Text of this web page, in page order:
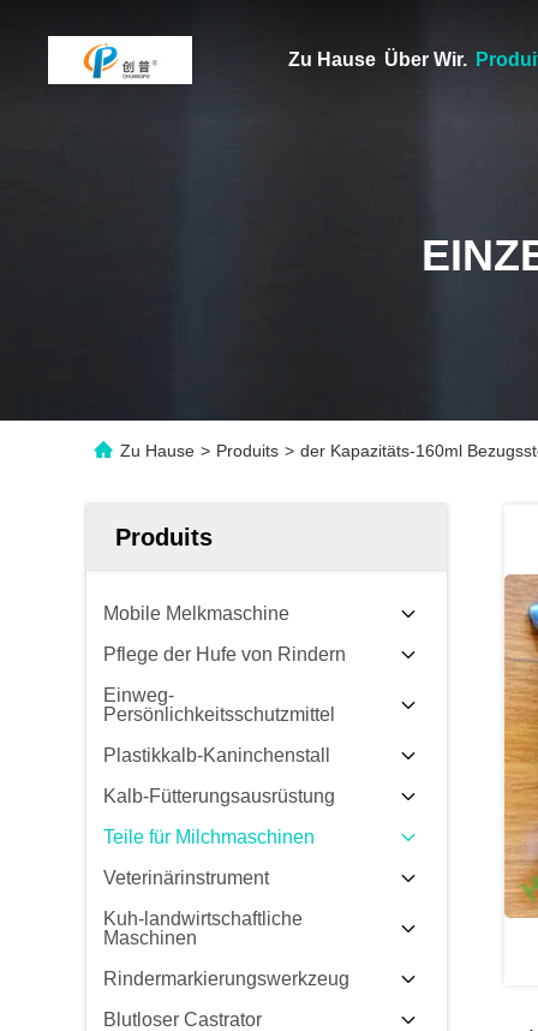
Zu Hause Über Wir.
Zu Hause > Produits > der Kapazitäts-160ml
Produits
Mobile Melkmaschine
Pflege der Hufe von Rindern
Einweg-
Persönlichkeitsschutzmittel
Plastikkalb-Kaninchenstall
Kalb-Fütterungsausrüstung
Teile für Milchmaschinen
Veterinärinstrument
Kuh-landwirtschaftliche
Maschinen
Rindermarkierungswerkzeug
Blutloser Castrator